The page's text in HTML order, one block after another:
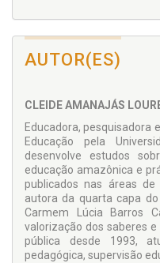
AUTOR(ES)
CLEIDE AMANAJÁS
Educadora, pesquisadora
Educação pela
desenvolve estudos
educação amazônica e
publicados nas áreas
autora da quarta capa do
Carmem Lúcia Barros
valorização dos saberes
pública desde 1993,
pedagógica, supervisão